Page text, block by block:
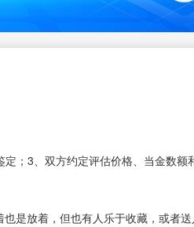
；3、双方约定评估价格、当金数额
是放着，但也有人乐于收藏，或者送